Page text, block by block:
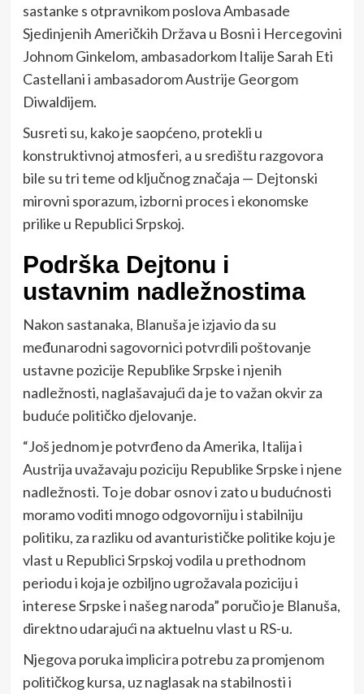
sastanke s otpravnikom poslova Ambasade
Sjedinjenih Američkih Država u Bosni i Hercegovini
Johnom Ginkelom, ambasadorkom Italije Sarah Eti
Castellani i ambasadorom Austrije Georgom
Diwaldijem.
Susreti su, kako je saopćeno, protekli u
konstruktivnoj atmosferi, a u središtu razgovora
bile su tri teme od ključnog značaja — Dejtonski
mirovni sporazum, izborni proces i ekonomske
prilike u Republici Srpskoj.
Podrška Dejtonu i
ustavnim nadležnostima
Nakon sastanaka, Blanuša je izjavio da su
međunarodni sagovornici potvrdili poštovanje
ustavne pozicije Republike Srpske i njenih
nadležnosti, naglašavajući da je to važan okvir za
buduće političko djelovanje.
“Još jednom je potvrđeno da Amerika, Italija i
Austrija uvažavaju poziciju Republike Srpske i njene
nadležnosti. To je dobar osnov i zato u budućnosti
moramo voditi mnogo odgovorniju i stabilniju
politiku, za razliku od avanturističke politike koju je
vlast u Republici Srpskoj vodila u prethodnom
periodu i koja je ozbiljno ugrožavala poziciju i
interese Srpske i našeg naroda” poručio je Blanuša,
direktno udarajući na aktuelnu vlast u RS-u.
Njegova poruka implicira potrebu za promjenom
političkog kursa, uz naglasak na stabilnosti i